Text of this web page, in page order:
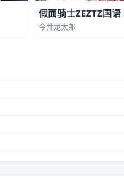
假面骑士ZEZTZ国语
今井龙太郎